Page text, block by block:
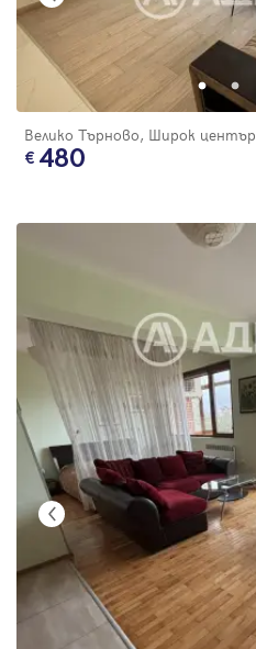
Велико Търново, Широк център
480